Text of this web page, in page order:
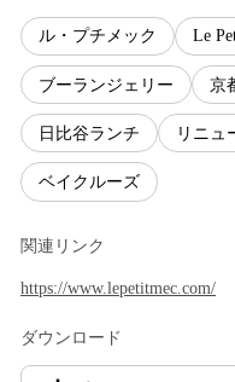
ル・プチメック Le
ブーランジェリー 京
日比谷ランチ リニュ
ベイクルーズ
関連リンク
https://www.lepetitmec.com/
ダウンロード